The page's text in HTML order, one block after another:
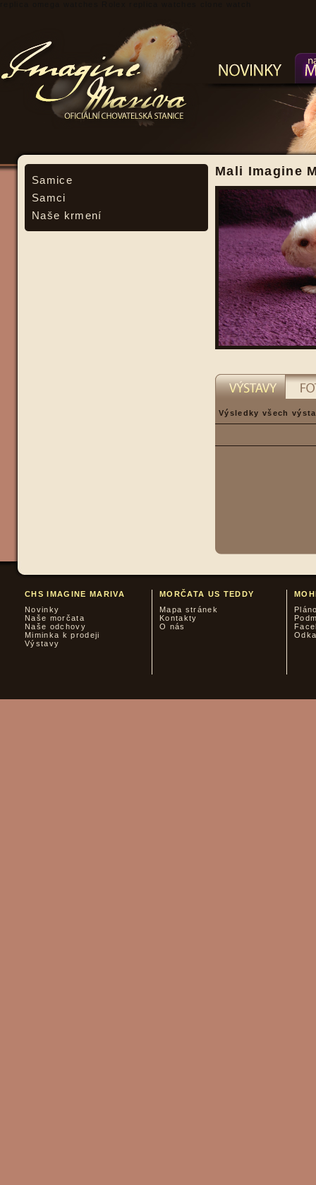
Samice
Samci
Naše krmení
Mali Imagine
Výsledky všech
CHS IMAGINE MARIVA
Novinky
Naše morčata
Naše odchovy
Miminka k prodeji
Výstavy
MORČATA US TEDDY
Mapa stránek
Kontakty
O nás